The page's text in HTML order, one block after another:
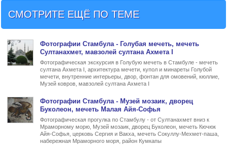
СМОТРИТЕ ЕЩЁ ПО ТЕМЕ
Фотографии Стамбула -Голубая мечеть, мечеть
Султанахмет, мавзолей султана Ахмета I
Фотографическая экскурсия в Голубую мечеть в Стамбуле - мечеть
султана Ахмета I, архитектура мечети, купол и минареты Голубой
мечети, внутренние интерьеры, двор, фонтан для омовений, кюллие,
Музей ковров, мавзолей султана Ахмета I
Фотографии Стамбула -Музей мозаик, дворец
Буколеон, мечеть Малая Айя-Софья
Фотографическая прогулка по Стамбулу - от Султанахмет вниз к
Мраморному морю, Музей мозаик, дворец Буколеон, мечеть Кючюк
Айя-Софья, церковь Сергия и Вакха, мечеть Сокуллу-Мехмет-паша,
набережная Мраморного моря, район Кумкапы